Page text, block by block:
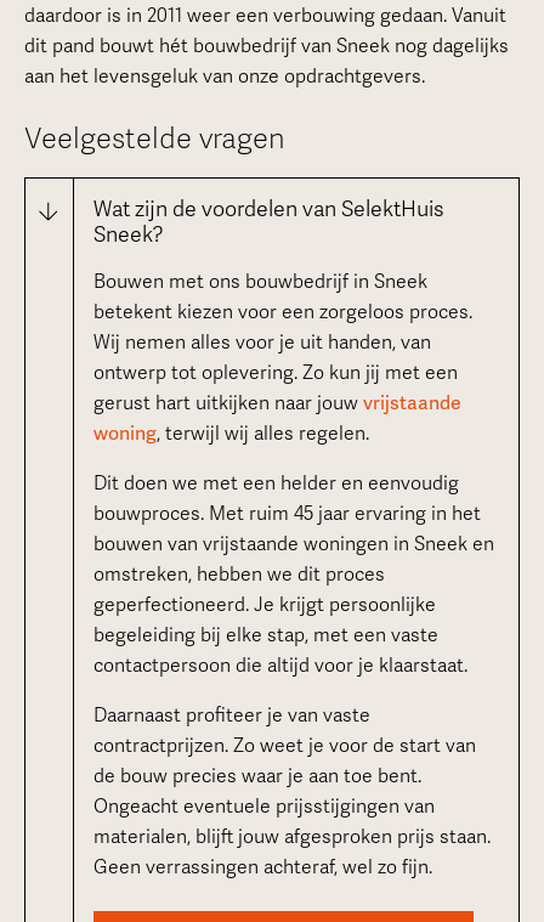
daardoor is in 2011 weer een verbouwing gedaan. Vanuit
dit pand bouwt hét bouwbedrijf van Sneek nog dagelijks
aan het levensgeluk van onze opdrachtgevers.
Veelgestelde vragen
Wat zijn de voordelen van SelektHuis
Sneek?
Bouwen met ons bouwbedrijf in Sneek
betekent kiezen voor een zorgeloos proces.
Wij nemen alles voor je uit handen, van
ontwerp tot oplevering. Zo kun jij met een
gerust hart uitkijken naar jouw vrijstaande
woning, terwijl wij alles regelen.
Dit doen we met een helder en eenvoudig
bouwproces. Met ruim 45 jaar ervaring in het
bouwen van vrijstaande woningen in Sneek en
omstreken, hebben we dit proces
geperfectioneerd. Je krijgt persoonlijke
begeleiding bij elke stap, met een vaste
contactpersoon die altijd voor je klaarstaat.
Daarnaast profiteer je van vaste
contractprijzen. Zo weet je voor de start van
de bouw precies waar je aan toe bent.
Ongeacht eventuele prijsstijgingen van
materialen, blijft jouw afgesproken prijs staan.
Geen verrassingen achteraf, wel zo fijn.